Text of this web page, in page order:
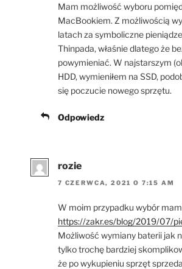
Mam możliwość wyboru
MacBookiem. Z możliwością
latach za symboliczne
Thinpada, właśnie dlatego że
powymieniać. W najstarszym
HDD, wymieniłem na SSD,
się poczucie nowego sprzętu.
Odpowiedz
rozie
7 CZERWCA, 2021 O 7:15 AM
W moim przypadku wybór
https://zakr.es/blog/2019/07/
Możliwość wymiany baterii jak
tylko trochę bardziej
że po wykupieniu sprzęt